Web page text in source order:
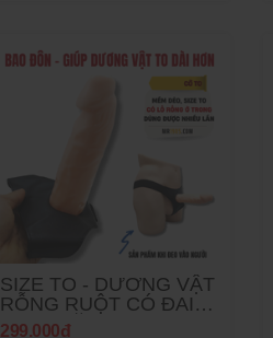
SIZE TO - DƯƠNG VẬT
RỖNG RUỘT CÓ ĐAI
ĐEO - TẶNG GEL
299.000đ